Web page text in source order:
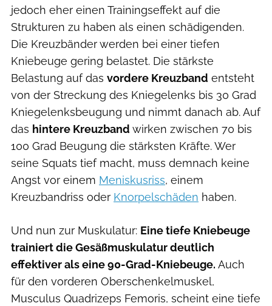
jedoch eher einen Trainingseffekt auf die
Strukturen zu haben als einen schädigenden.
Die Kreuzbänder werden bei einer tiefen
Kniebeuge gering belastet. Die stärkste
Belastung auf das vordere Kreuzband entsteht
von der Streckung des Kniegelenks bis 30 Grad
Kniegelenksbeugung und nimmt danach ab. Auf
das hintere Kreuzband wirken zwischen 70 bis
100 Grad Beugung die stärksten Kräfte. Wer
seine Squats tief macht, muss demnach keine
Angst vor einem Meniskusriss, einem
Kreuzbandriss oder Knorpelschäden haben.
Und nun zur Muskulatur: Eine tiefe Kniebeuge
trainiert die Gesäßmuskulatur deutlich
effektiver als eine 90-Grad-Kniebeuge. Auch
für den vorderen Oberschenkelmuskel,
Musculus Quadrizeps Femoris, scheint eine tiefe